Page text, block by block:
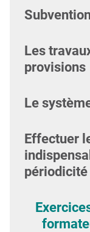
Les
provisions
Le
Effectuer
périodicité